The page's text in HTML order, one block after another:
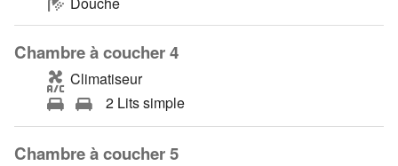
Chambre à coucher 4
Climatiseur
2 Lits simple
Chambre à coucher 5